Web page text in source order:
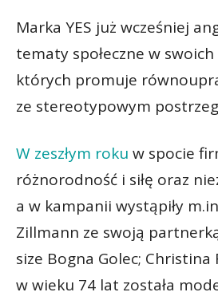
Marka YES już wcześniej
tematy społeczne w
których promuje
ze stereotypowym
W zeszłym roku w spocie
różnorodność i siłę oraz
a w kampanii wystąpiły
Zillmann ze swoją
size Bogna Golec;
w wieku 74 lat została